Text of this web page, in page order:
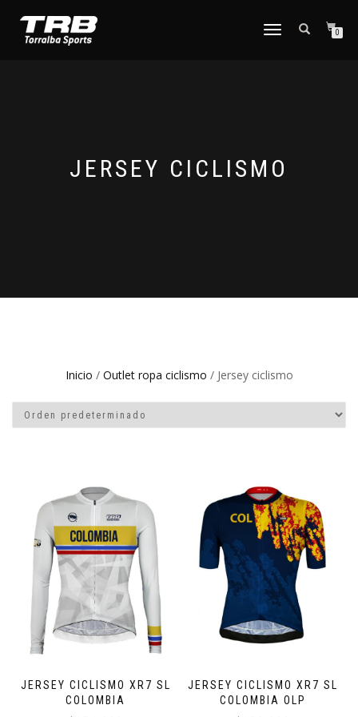
TOGGLE
0
JERSEY CICLISMO
Inicio / Outlet ropa ciclismo / Jersey ciclismo
JERSEY CICLISMO XR7 SL
COLOMBIA
JERSEY CICLISMO XR7 SL
COLOMBIA OLP